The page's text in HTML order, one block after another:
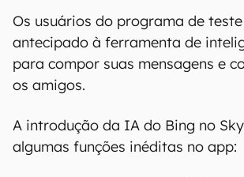
Os usuários do programa de
antecipado à ferramenta de
para compor suas mensagens e
os amigos.
A introdução da IA do Bing no
algumas funções inéditas no app: